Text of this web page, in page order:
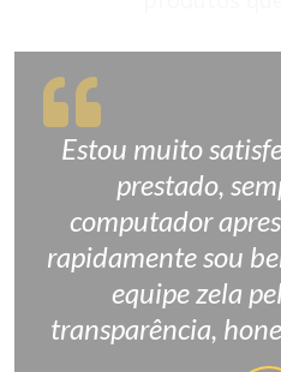
Estou muito
prestado,
computador
rapidamente sou
equipe zela
transparência,